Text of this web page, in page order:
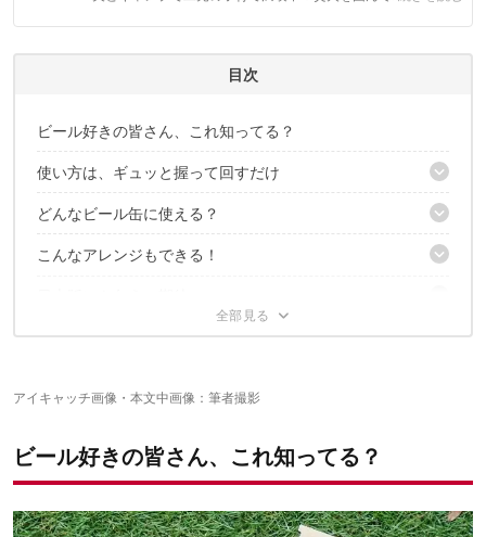
アさん！」 「J-wave」などTV・ラジオ番組でもおいしい情報を
キャンパー。
國塩亜矢子のプロフィール
目次
ビール好きの皆さん、これ知ってる？
使い方は、ギュッと握って回すだけ
切り口が滑らかで安全
どんなビール缶に使える？
国内ビール・チューハイ缶には使えない
こんなアレンジもできる！
アレンジ2. ビッグウェーブでトロピカルカクテル
アイキャッチ画像・本文中画像：筆者撮影
ビール好きの皆さん、これ知ってる？